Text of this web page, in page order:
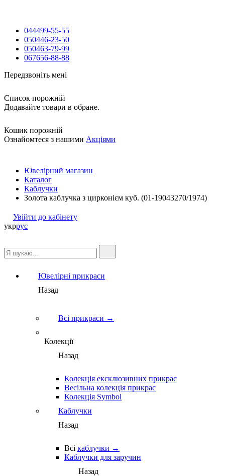
044499-55-55
050446-23-50
050463-79-99
067656-88-88
Передзвоніть мені
Список порожній
Додавайте товари в обране.
Кошик порожній
Ознайомтеся з нашими Акціями
Ювелірний магазин
Каталог
Каблучки
Золота каблучка з цирконієм куб. (01-19043270/1974)
Увійти до кабінету
укррус
Ювелірні прикраси
Назад
Всі прикраси →
Колекції
Назад
Колекція ексклюзивних прикрас
Весільна колекція прикрас
Колекція Symbol
Каблучки
Назад
Всі каблучки →
Каблучки для заручин
Назад